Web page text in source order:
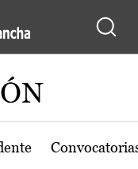
de Castilla-